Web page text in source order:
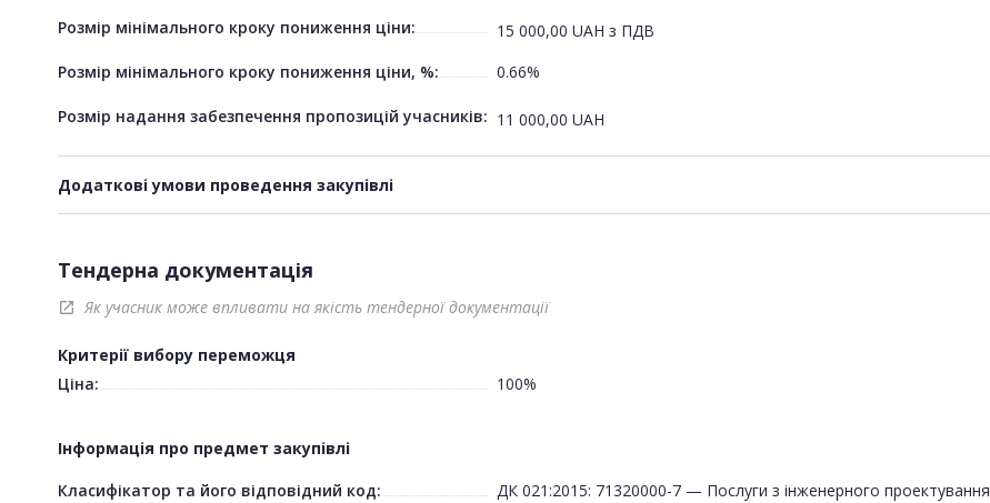
Розмір мінімального кроку пониження ціни:
15 000,00 UAH з ПДВ
Розмір мінімального кроку пониження ціни, %:
0.66%
Розмір надання забезпечення пропозицій учасників: 11 000,00 UAH
Додаткові умови проведення закупівлі
Тендерна документація
open_in_new Як учасник може впливати на якість тендерної документації
Критерії вибору переможця
Ціна:
100%
Інформація про предмет закупівлі
Класифікатор та його відповідний код:
ДК 021:2015: 71320000-7 — Послуги з інженерного проектування